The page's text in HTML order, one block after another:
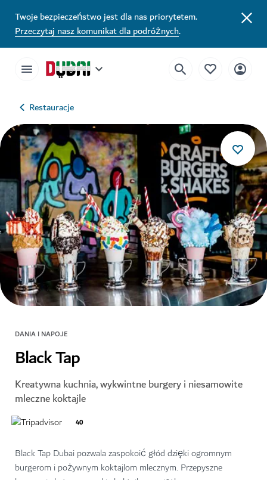
Twoje bezpieczeństwo jest dla nas priorytetem.
Przeczytaj nasz komunikat dla podróżnych.
Restauracje
DANIA I NAPOJE
Black Tap
Kreatywna kuchnia, wykwintne burgery i niesamowite
mleczne koktajle
40
Black Tap Dubai pozwala zaspokoić głód dzięki ogromnym
burgerom i pożywnym koktajlom mlecznym. Przepyszne